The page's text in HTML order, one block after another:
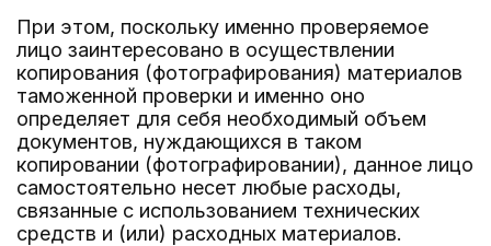
При этом, поскольку именно проверяемое
лицо заинтересовано в осуществлении
копирования (фотографирования) материалов
таможенной проверки и именно оно
определяет для себя необходимый объем
документов, нуждающихся в таком
копировании (фотографировании), данное лицо
самостоятельно несет любые расходы,
связанные с использованием технических
средств и (или) расходных материалов.